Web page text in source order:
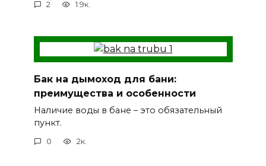
2 1.9к.
Бак на дымоход для бани:
преимущества и особенности
Наличие воды в бане – это обязательный
пункт.
0 2к.